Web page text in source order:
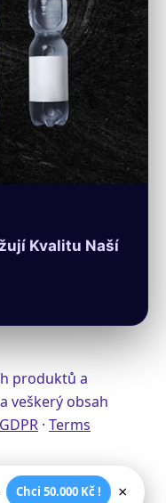
Kvalitu Naší
produktů a
veškerý obsah
GDPR · Terms
Chci 50.000 Kč ! ×